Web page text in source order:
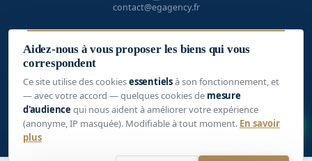
contact@egagency.fr
Lundi – Vendredi · 9h – 19h
© 2026 EG Agency · Tous droits réservés
Mentions légales
Aidez-nous à vous proposer les biens qui vous
correspondent
Ce site utilise des cookiesessentielsà son fonctionnement, et
— avec votre accord — quelques cookies de mesure
d'audience qui nous aident à améliorer votre expérience
(anonyme, IP masquée). Modifiable à tout moment. En savoir
plus